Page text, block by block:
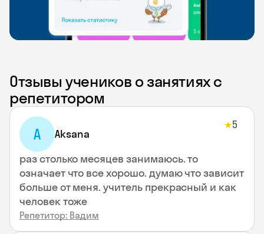
Отзывы учеников о занятиях с
репетитором
A Aksana
★5
раз столько месяцев занимаюсь. то
означает что все хорошо. думаю что зависит
больше от меня. учитель прекрасный и как
человек тоже
Репетитор: Вадим